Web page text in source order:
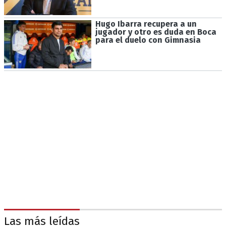
Hugo Ibarra recupera a un
jugador y otro es duda en Boca
para el duelo con Gimnasia
Las más leídas